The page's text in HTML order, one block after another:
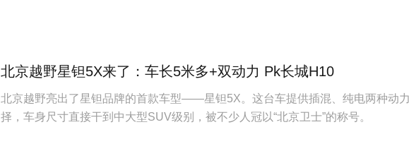
北京越野星钽5X来了：车长5米多+双动力 Pk长城H10
北京越野亮出了星钽品牌的首款车型——星钽5X。这台车提供插混、纯电两种动
择，车身尺寸直接干到中大型SUV级别，被不少人冠以“北京卫士”的称号。